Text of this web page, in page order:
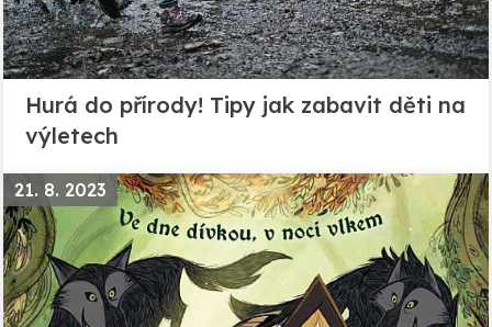
Hurá do přírody! Tipy jak zabavit děti na
výletech
21. 8. 2023